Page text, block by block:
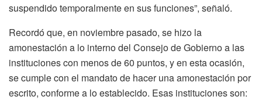
suspendido temporalmente en sus funciones”, señaló.
Recordó que, en noviembre pasado, se hizo la
amonestación a lo interno del Consejo de Gobierno a las
instituciones con menos de 60 puntos, y en esta ocasión,
se cumple con el mandato de hacer una amonestación por
escrito, conforme a lo establecido. Esas instituciones son: